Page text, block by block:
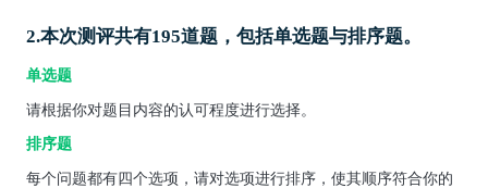
2.本次测评共有195道题，包括单选题与排序题。
单选题
请根据你对题目内容的认可程度进行选择。
排序题
每个问题都有四个选项，请对选项进行排序，使其顺序符合你的